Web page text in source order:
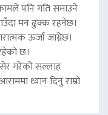
पनि गति समाउने
मन ढुक्क रहनेछ।
ऊर्जा जाग्नेछ।
छ।
गरेको सल्लाह
ध्यान दिनु राम्रो